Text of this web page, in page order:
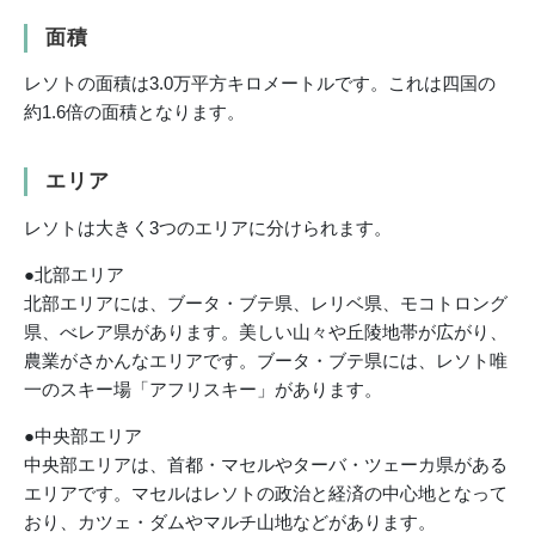
面積
レソトの面積は3.0万平方キロメートルです。これは四国の
約1.6倍の面積となります。
エリア
レソトは大きく3つのエリアに分けられます。
●北部エリア
北部エリアには、ブータ・ブテ県、レリベ県、モコトロング
県、べレア県があります。美しい山々や丘陵地帯が広がり、
農業がさかんなエリアです。ブータ・ブテ県には、レソト唯
一のスキー場「アフリスキー」があります。
●中央部エリア
中央部エリアは、首都・マセルやターバ・ツェーカ県がある
エリアです。マセルはレソトの政治と経済の中心地となって
おり、カツェ・ダムやマルチ山地などがあります。